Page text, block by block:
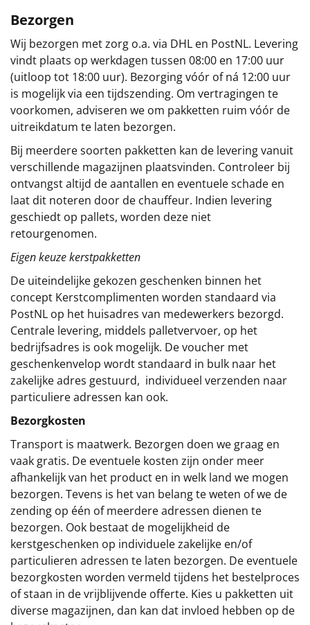
Bezorgen
Wij bezorgen met zorg o.a. via DHL en PostNL. Levering
vindt plaats op werkdagen tussen 08:00 en 17:00 uur
(uitloop tot 18:00 uur). Bezorging vóór of ná 12:00 uur
is mogelijk via een tijdszending. Om vertragingen te
voorkomen, adviseren we om pakketten ruim vóór de
uitreikdatum te laten bezorgen.
Bij meerdere soorten pakketten kan de levering vanuit
verschillende magazijnen plaatsvinden. Controleer bij
ontvangst altijd de aantallen en eventuele schade en
laat dit noteren door de chauffeur. Indien levering
geschiedt op pallets, worden deze niet
retourgenomen.
Eigen keuze kerstpakketten
De uiteindelijke gekozen geschenken binnen het
concept Kerstcomplimenten worden standaard via
PostNL op het huisadres van medewerkers bezorgd.
Centrale levering, middels palletvervoer, op het
bedrijfsadres is ook mogelijk. De voucher met
geschenkenvelop wordt standaard in bulk naar het
zakelijke adres gestuurd, individueel verzenden naar
particuliere adressen kan ook.
Bezorgkosten
Transport is maatwerk. Bezorgen doen we graag en
vaak gratis. De eventuele kosten zijn onder meer
afhankelijk van het product en in welk land we mogen
bezorgen. Tevens is het van belang te weten of we de
zending op één of meerdere adressen dienen te
bezorgen. Ook bestaat de mogelijkheid de
kerstgeschenken op individuele zakelijke en/of
particulieren adressen te laten bezorgen. De eventuele
bezorgkosten worden vermeld tijdens het bestelproces
of staan in de vrijblijvende offerte. Kies u pakketten uit
diverse magazijnen, dan kan dat invloed hebben op de